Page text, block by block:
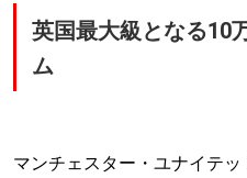
英国最大級となる10
ム
マンチェスター・ユナイテ